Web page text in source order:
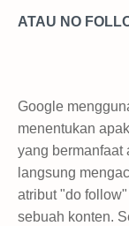
ATAU NO
Google
menentukan
yang bermanfaat
langsung
atribut "do
sebuah konten.